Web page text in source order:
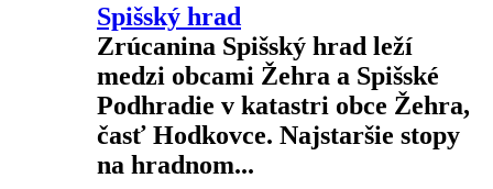
Spišský hrad
Zrúcanina Spišský hrad leží
medzi obcami Žehra a Spišské
Podhradie v katastri obce Žehra,
časť Hodkovce. Najstaršie stopy
na hradnom...